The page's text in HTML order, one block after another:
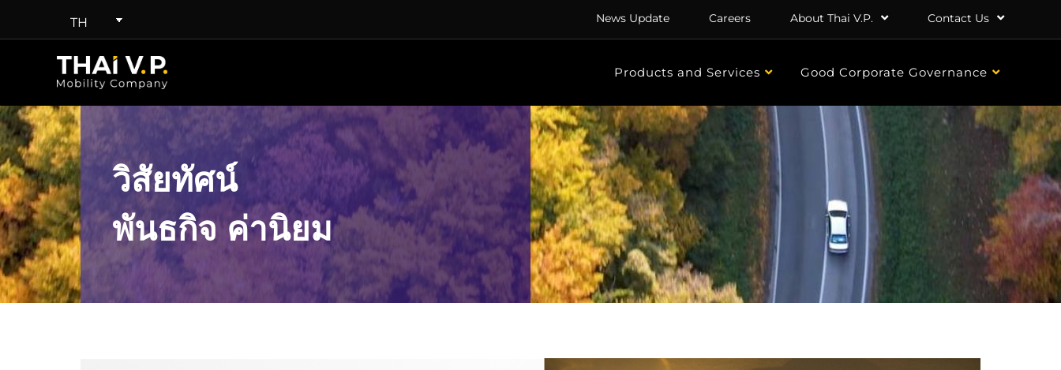
TH News Update Careers About Thai V.P. Contact Us
Products and Services Good Corporate Governance
วิสัยทัศน์
พันธกิจ ค่านิยม